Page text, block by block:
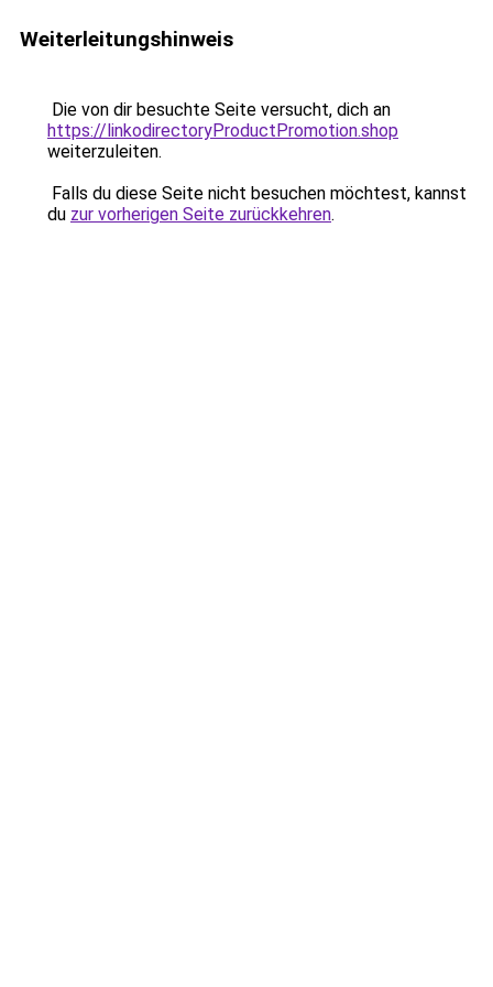
Weiterleitungshinweis
Die von dir besuchte Seite versucht, dich an
https://linkodirectoryProductPromotion.shop
weiterzuleiten.
Falls du diese Seite nicht besuchen möchtest, kannst
du zur vorherigen Seite zurückkehren.